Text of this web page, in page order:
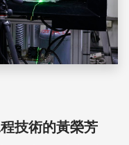
技術的黃榮芳